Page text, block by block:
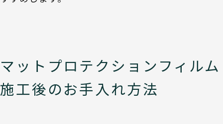
マットプロテクションフィルム
施工後のお手入れ方法